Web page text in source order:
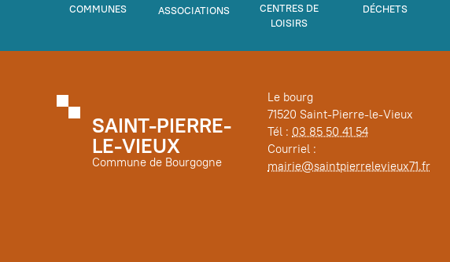
COMMUNES ASSOCIATIONS
CENTRES DE
LOISIRS
DÉCHETS
SAINT-PIERRE-
LE-VIEUX
Commune de Bourgogne
Le bourg
71520 Saint-Pierre-le-Vieux
Tél : 03 85 50 41 54
Courriel :
mairie@saintpierrelevieux71.fr